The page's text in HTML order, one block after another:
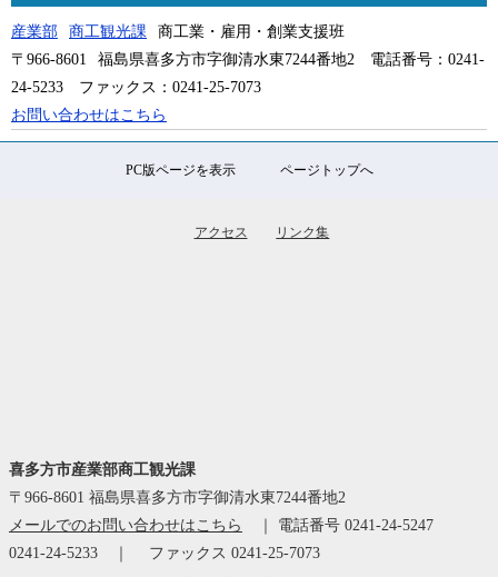
産業部 商工観光課
商工業・雇用・創業支援班
〒966-8601
福島県喜多方市字御清水東7244番地2
電話番号：0241-
24-5233
ファックス：0241-25-7073
お問い合わせはこちら
PC版ページを表示 ページトップへ
アクセス リンク集
喜多方市産業部商工観光課
〒966-8601 福島県喜多方市字御清水東7244番地2
メールでのお問い合わせはこちら
｜
電話番号 0241-24-5247
0241-24-5233 ｜
ファックス 0241-25-7073